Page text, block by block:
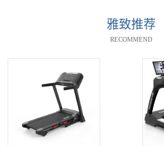
雅致推荐
RECOMMEND